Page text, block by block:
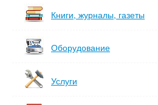
Книги, журналы, газеты
Оборудование
Услуги